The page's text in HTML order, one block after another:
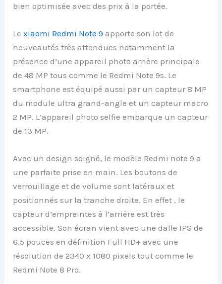
bien optimisée avec des prix à la portée.
Lexiaomi Redmi Note 9 apporte son lot de
nouveautés très attendues notamment la
présence d’une appareil photo arrière principale
de 48 MP tous comme le Redmi Note 9s. Le
smartphone est équipé aussi par un capteur 8 MP
du module ultra grand-angle et un capteur macro
2 MP. L’appareil photo selfie embarque un capteur
de 13 MP.
Avec un design soigné, le modèle Redmi note 9 a
une parfaite prise en main. Les boutons de
verrouillage et de volume sont latéraux et
positionnés sur la tranche droite. En effet , le
capteur d’empreintes à l’arrière est très
accessible. Son écran vient avec une dalle IPS de
6,5 pouces en définition Full HD+ avec une
résolution de 2340 x 1080 pixels tout comme le
Redmi Note 8 Pro.